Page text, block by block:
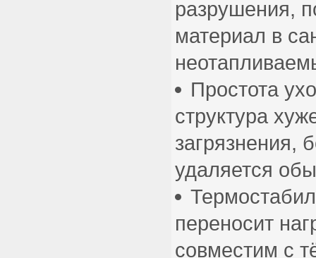
разрушения,
материал в
Простота
структура
загрязнения,
удаляется
переносит
совместим с